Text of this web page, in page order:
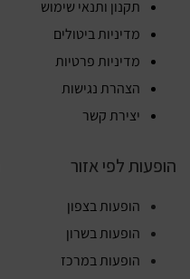
תקנון ותנאי שימוש
מדיניות ביטולים
מדיניות פרטיות
הצהרת נגישות
יצירת קשר
הופעות לפי אזור
הופעות בצפון
הופעות בשרון
הופעות במרכז